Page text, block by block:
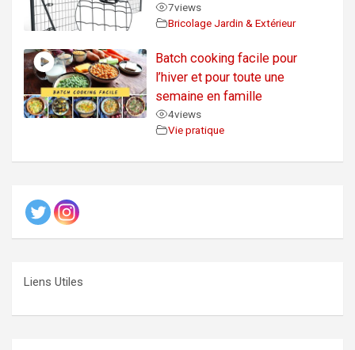
7views
Bricolage Jardin & Extérieur
Batch cooking facile pour
l’hiver et pour toute une
semaine en famille
4views
Vie pratique
Liens Utiles